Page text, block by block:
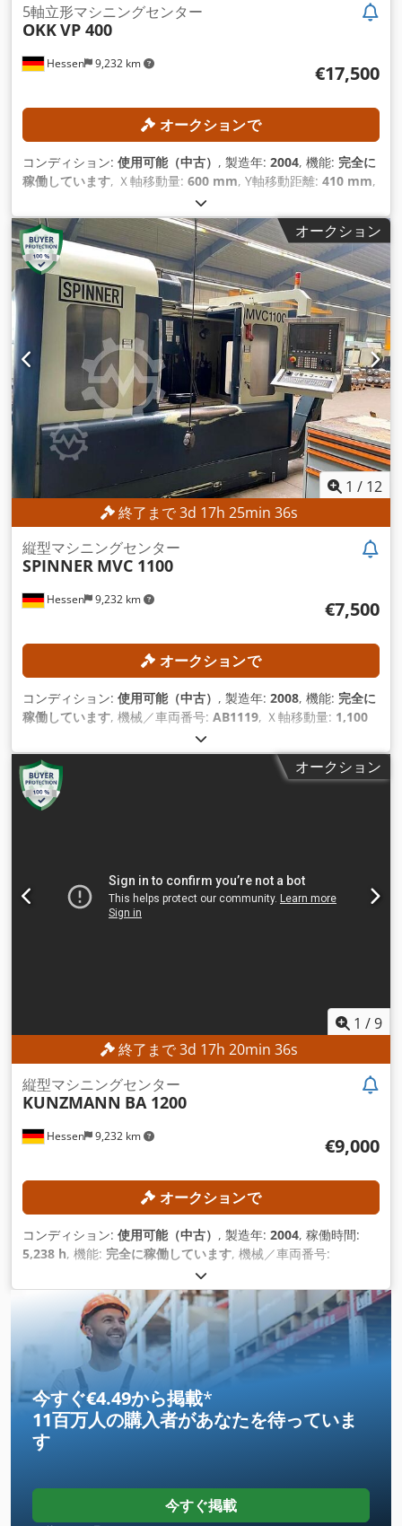
Hessen 9,232 km
5軸立形マシニングセンター
OKKVP 400
€17,500
オークションで
コンディション: 使用可能（中古） , 製造年: 2004, 機能: 完全に
稼働しています, Ｘ軸移動量: 600 mm, Y軸移動距離: 410 mm,
, コントローラモデル:
160is-MB, 主軸回転速度（最大）:12,000 回転/分,
オークション
1 / 12
終了まで3d 17h 25min 34s
Hessen 9,232 km
縦型マシニングセンター
SPINNER MVC 1100
€7,500
オークションで
コンディション: 使用可能（中古） , 製造年: 2008, 機能: 完全に
稼働しています, 機械／車両番号: AB1119, Ｘ軸移動量: 1,100
, Z軸移動距離:
量（最大）:1,000 kg（キログラム）, 主軸回転速度（最大）:
8,000 回転/分
, ツールマガジンのスロット数:24 ,オークション
1 /9
終了まで3d 17h 20min 34s
Hessen 9,232 km
縦型マシニングセンター
KUNZMANN BA 1200
€9,000
オークションで
コンディション: 使用可能（中古） , 製造年: 2004, 稼働時間:
5,238 h, 機能: 完全に稼働しています, 機械／車両番号:
1,200 mm, Y軸移動距離:
動距離:750 mm, コントローラモデル:Heidenhain TNC530,
主軸回転速度（最大）:8,000 回転/分
今すぐ€4.49から掲載*
11百万人の購入者があなたを待っていま
す
今すぐ掲載